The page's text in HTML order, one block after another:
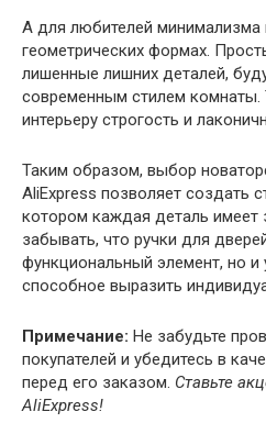
А для любителей минимализма
геометрических формах.
лишенные лишних деталей,
современным стилем комнаты.
интерьеру строгость и
Таким образом, выбор
AliExpress позволяет создать
котором каждая деталь имеет
забывать, что ручки для
функциональный элемент, но
способное выразить
Примечание: Не забудьте
покупателей и убедитесь в
перед его заказом. Ставьте
AliExpress!